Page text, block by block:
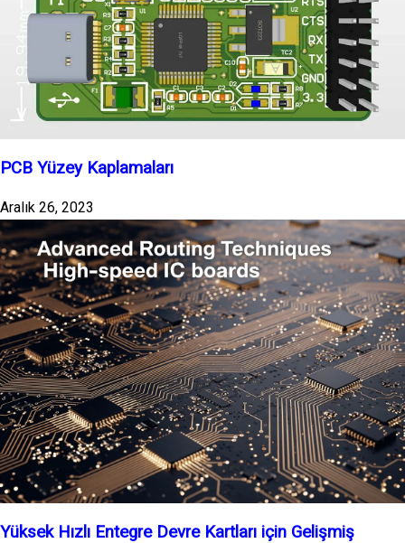
PCB Yüzey Kaplamaları
Aralık 26, 2023
Yüksek Hızlı Entegre Devre Kartları için Gelişmiş